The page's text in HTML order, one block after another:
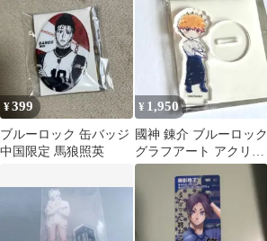
¥399
ブルーロック 缶バッジ
中国限定 馬狼照英
¥ 1,950
國神 錬介 ブルーロック
グラフアート アクリル
スタンド カフェ